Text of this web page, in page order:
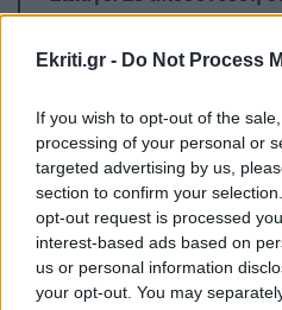
Ekriti.gr - Do Not Process
If you wish to opt-out of the
processing of your personal or
targeted advertising by us,
section to confirm your
opt-out request is processed
interest-based ads based on
us or personal information
your opt-out. You may
και σκουλήκια στο χώρο
Θρίλερ στον Λυκαβηττό:
ατόμου σε σπηλιά
ΕΛΛΑΔΑ
Δικηγόρος 46χρονης
εντολέας μου στις